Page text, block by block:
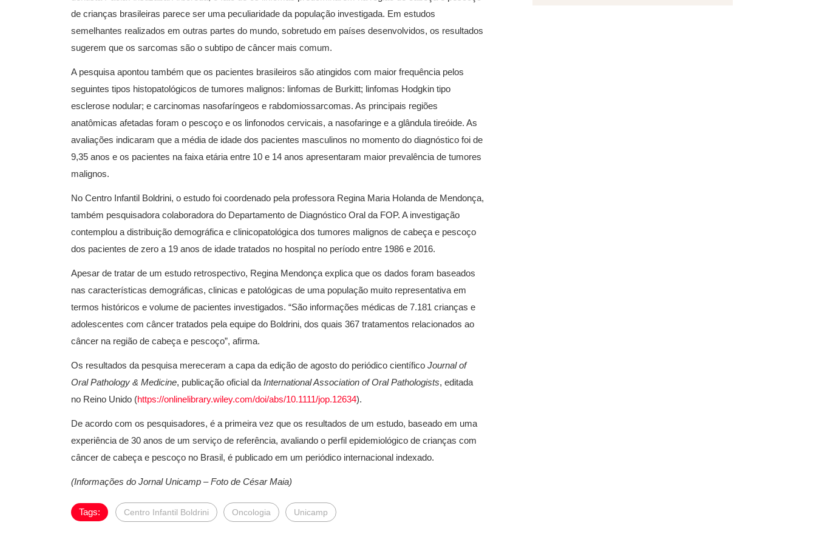
de crianças brasileiras parece ser uma peculiaridade da população investigada. Em estudos
semelhantes realizados em outras partes do mundo, sobretudo em países desenvolvidos, os resultados
sugerem que os sarcomas são o subtipo de câncer mais comum.
A pesquisa apontou também que os pacientes brasileiros são atingidos com maior frequência pelos
seguintes tipos histopatológicos de tumores malignos: linfomas de Burkitt; linfomas Hodgkin tipo
esclerose nodular; e carcinomas nasofaríngeos e rabdomiossarcomas. As principais regiões
anatômicas afetadas foram o pescoço e os linfonodos cervicais, a nasofaringe e a glândula tireóide. As
avaliações indicaram que a média de idade dos pacientes masculinos no momento do diagnóstico foi de
9,35 anos e os pacientes na faixa etária entre 10 e 14 anos apresentaram maior prevalência de tumores
malignos.
No Centro Infantil Boldrini, o estudo foi coordenado pela professora Regina Maria Holanda de Mendonça,
também pesquisadora colaboradora do Departamento de Diagnóstico Oral da FOP. A investigação
contemplou a distribuição demográfica e clinicopatológica dos tumores malignos de cabeça e pescoço
dos pacientes de zero a 19 anos de idade tratados no hospital no período entre 1986 e 2016.
Apesar de tratar de um estudo retrospectivo, Regina Mendonça explica que os dados foram baseados
nas características demográficas, clinicas e patológicas de uma população muito representativa em
termos históricos e volume de pacientes investigados. “São informações médicas de 7.181 crianças e
adolescentes com câncer tratados pela equipe do Boldrini, dos quais 367 tratamentos relacionados ao
câncer na região de cabeça e pescoço”, afirma.
Os resultados da pesquisa mereceram a capa da edição de agosto do periódico científico Journal of
Oral Pathology & Medicine, publicação oficial da International Association of Oral Pathologists, editada
no Reino Unido (https://onlinelibrary.wiley.com/doi/abs/10.1111/jop.12634).
De acordo com os pesquisadores, é a primeira vez que os resultados de um estudo, baseado em uma
experiência de 30 anos de um serviço de referência, avaliando o perfil epidemiológico de crianças com
câncer de cabeça e pescoço no Brasil, é publicado em um periódico internacional indexado.
(Informações do Jornal Unicamp – Foto de César Maia)
Tags: Centro Infantil Boldrini Oncologia Unicamp